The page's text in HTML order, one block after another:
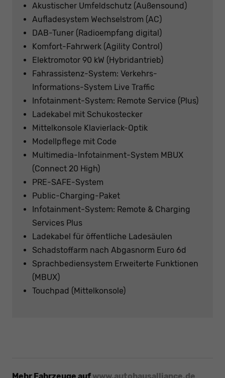
Akustischer Umfeldschutz (Außensound)
Aufladesystem Wechselstrom (AC)
DAB-Tuner (Radioempfang digital)
Komfort-Fahrwerk (Agility Control)
Elektromotor 90 kW (Hybridantrieb)
Fahrassistenz-System: Verkehrs-
Informations-System Live Traffic
Infotainment-System: Remote Service (Plus)
Ladekabel mit Schukostecker
Mittelkonsole Klavierlack-Optik
Modellpflege mit Code
Multimedia-Infotainment-System MBUX
(Connect 20 High)
PRE-SAFE-System
Public-Charging-Paket
Infotainment-System: Remote & Charging
Services Plus
Ladekabel für öffentliche Ladesäulen
Schadstoffarm nach Abgasnorm Euro 6d
Sprachbediensystem Erweiterte Funktionen
(MBUX)
Touchpad (Mittelkonsole)
Mehr Fahrzeuge auf www.autohausalliance.de